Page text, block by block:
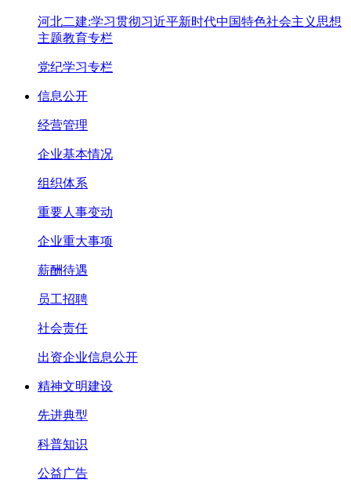
河北二建:学习贯彻习近平新时代中国特色社会主义思想
主题教育专栏
党纪学习专栏
信息公开
经营管理
企业基本情况
组织体系
重要人事变动
企业重大事项
薪酬待遇
员工招聘
社会责任
出资企业信息公开
精神文明建设
先进典型
科普知识
公益广告